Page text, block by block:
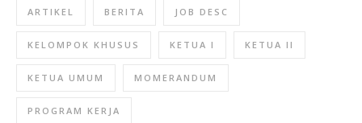
ARTIKEL BERITA JOB DESC
KELOMPOK KHUSUS KETUA I KETUA II
KETUA UMUM MOMERANDUM
PROGRAM KERJA